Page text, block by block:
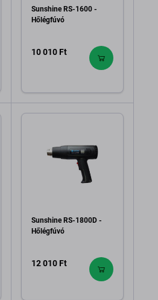
Sunshine RS-1600 -
Hőlégfúvó
10 010 Ft
Sunshine RS-1800D -
Hőlégfúvó
12 010 Ft